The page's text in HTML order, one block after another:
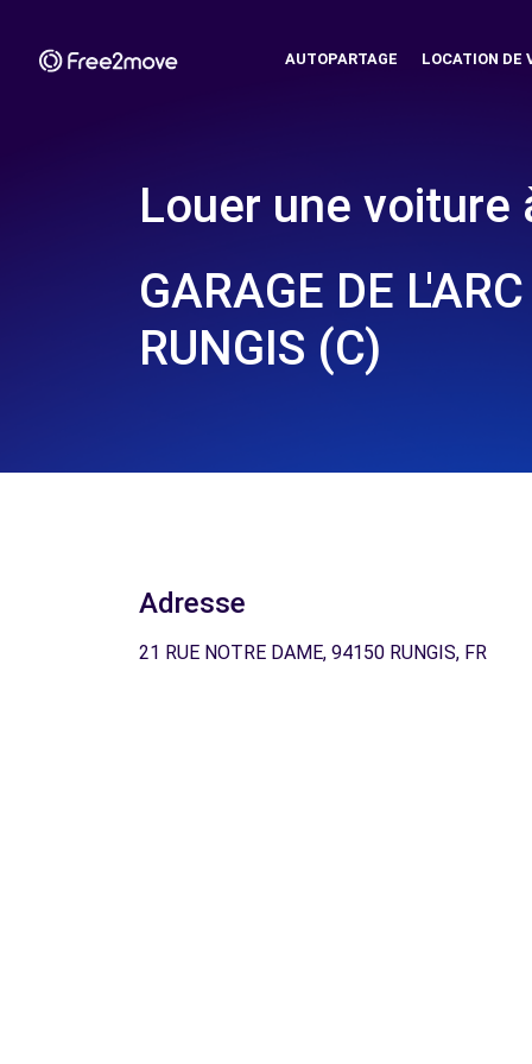
AUTOPARTAGE LOCATION DE
Louer une voiture
GARAGE DE
RUNGIS (C)
Adresse
21 RUE NOTRE DAME, 94150 RUNGIS, FR